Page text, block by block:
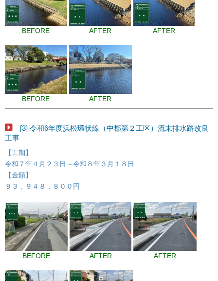
BEFORE AFTER AFTER
BEFORE AFTER
[3] 令和6年度浜松環状線（中郡第２工区）流末排水路改良
工事
【工期】
令和７年４月２３日～令和８年３月１８日
【金額】
９３，９４８，８００円
BEFORE AFTER AFTER